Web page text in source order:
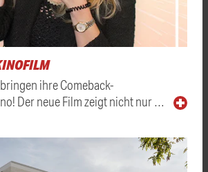
ihre Comeback-
Der neue Film zeigt nicht nur …